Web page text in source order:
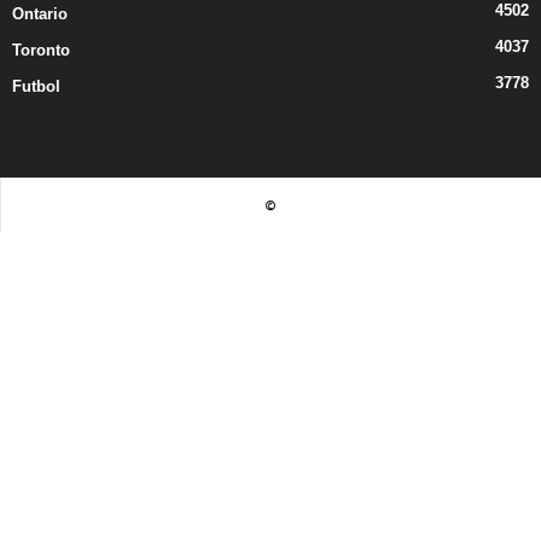
Ontario 4502
Toronto 4037
Futbol 3778
©